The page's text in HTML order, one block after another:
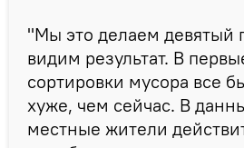
"Мы это делаем девятый
видим результат. В
сортировки мусора все
хуже, чем сейчас. В
местные жители